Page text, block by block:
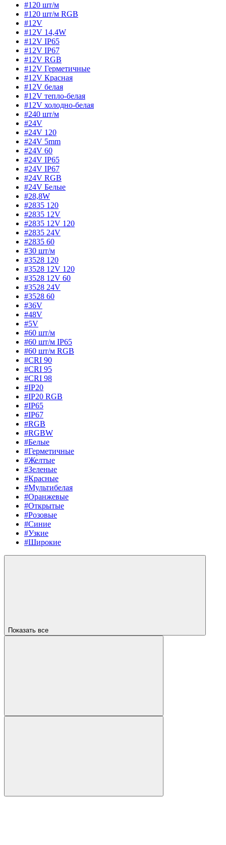
#120 шт/м
#120 шт/м RGB
#12V
#12V 14,4W
#12V IP65
#12V IP67
#12V RGB
#12V Герметичные
#12V Красная
#12V белая
#12V тепло-белая
#12V холодно-белая
#240 шт/м
#24V
#24V 120
#24V 5mm
#24V 60
#24V IP65
#24V IP67
#24V RGB
#24V Белые
#28,8W
#2835 120
#2835 12V
#2835 12V 120
#2835 24V
#2835 60
#30 шт/м
#3528 120
#3528 12V 120
#3528 12V 60
#3528 24V
#3528 60
#36V
#48V
#5V
#60 шт/м
#60 шт/м IP65
#60 шт/м RGB
#CRI 90
#CRI 95
#CRI 98
#IP20
#IP20 RGB
#IP65
#IP67
#RGB
#RGBW
#Белые
#Герметичные
#Желтые
#Зеленые
#Красные
#Мультибелая
#Оранжевые
#Открытые
#Розовые
#Синие
#Узкие
#Широкие
Показать все